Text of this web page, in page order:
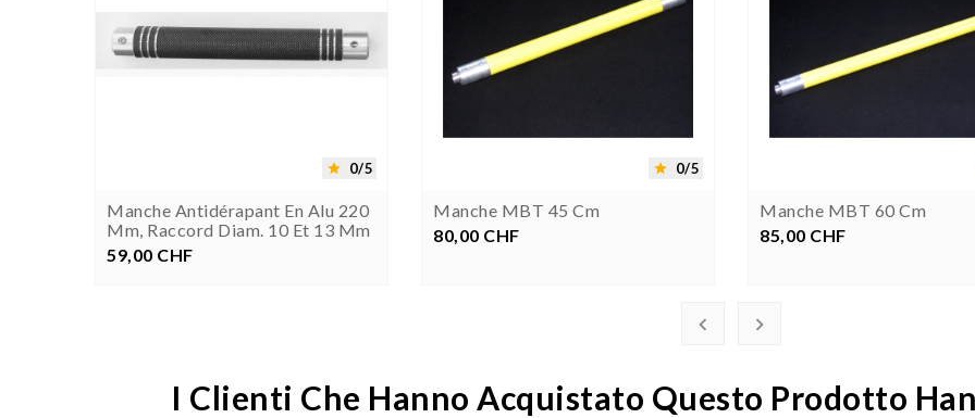
 0/5
Manche Antidérapant En Alu 220
Mm, Raccord Diam. 10 Et 13 Mm
Prezzo
59,00 CHF
 0/5
Manche MBT 45 Cm
Prezzo
80,00 CHF
 
Manche MBT 60 Cm
Prezzo
85,00 CHF
 
 
I Clienti Che Hanno Acquistato Questo Prodotto